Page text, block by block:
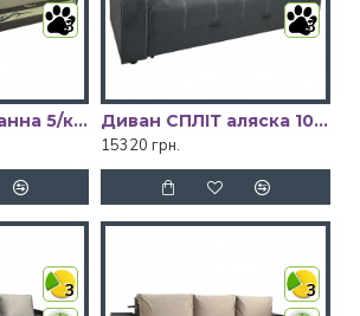
3
Диван ШАБО канна 5/канна 28 Київський Стандарт
3
Диван СПЛІТ аляска 10/аляска 08 Київський Стандарт
15320 грн.
3
3